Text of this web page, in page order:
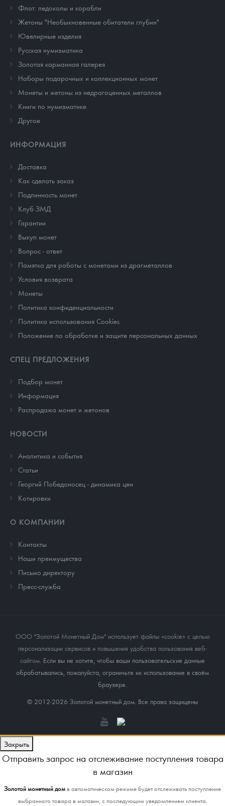
Флот: ледоколы и корабли
Жетоны "Необыкновенные обитатели глубин"
Ювелирные изделия
Русская нумизматика
Золотая карманная галерея
Наборы подарочных и коллекционных монет
Монеты и жетоны из недрагоценных металлов
Книги по нумизматике
Другое
ИНФОРМАЦИЯ
Доставка
Как сделать заказ
Подлинность монет
Клуб ЗМД
Гарантии
Выкуп монет
Вопрос - ответ
Памятка для работы с монетами из драгметаллов
Условия возврата
Монеты
Политика конфиденциальности
Политика использования Cookies
Положение по обработке и защите персональных данных
СПЕЦ ПРЕДЛОЖЕНИЯ
Подбор монет
Информация
Распродажа монет и жетонов
НОВОСТИ
Аналитика и события
Cтатьи
Георгий Победоносец - динамика цен
Котировки
О КОМПАНИИ
Контакты
Наши преимущества
Письмо директору
Пресс-служба
ООО "Золотой Монетный Дом" использует файлы «cookie» с целью
персонализации сервисов и повышения удобства пользования веб-
сайтом . Если вы не хотите, чтобы ваши пользовательские данные
обрабатывались, пожалуйста, ограничьте их использование в своём
браузере.
© 2012-2026 Золотой монетный дом. Все права защищены
Закрыть
Отправить запрос на отслеживание поступления товара
в магазин
Золотой монетный домв автоматическом режиме будет отслеживать поступление
выбранного товара в магазин, с последующим уведомлением клиента.